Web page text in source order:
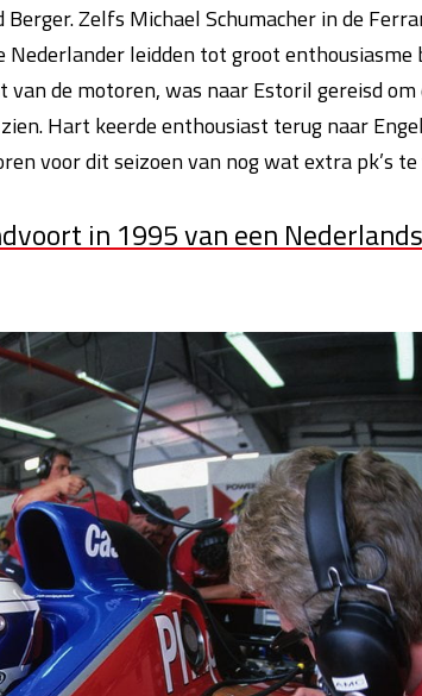
Zelfs Michael Schumacher in de
leidden tot groot enthousiasme
de motoren, was naar Estoril gereisd om
Hart keerde enthousiast terug naar
voor dit seizoen van nog wat extra pk’s
in 1995 van een